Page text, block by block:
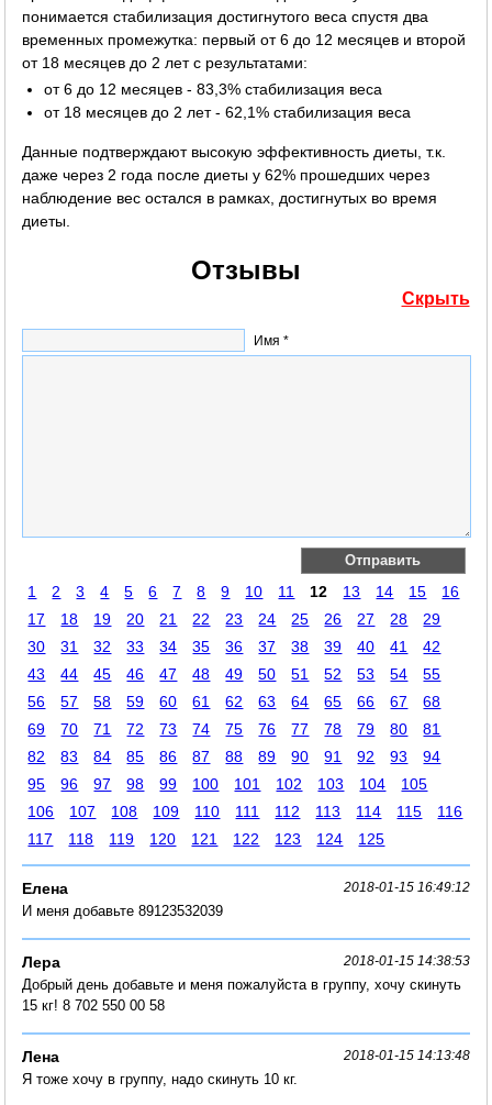
понимается стабилизация достигнутого веса спустя два
временных промежутка: первый от 6 до 12 месяцев и второй
от 18 месяцев до 2 лет с результатами:
от 6 до 12 месяцев - 83,3% стабилизация веса
от 18 месяцев до 2 лет - 62,1% стабилизация веса
Данные подтверждают высокую эффективность диеты, т.к.
даже через 2 года после диеты у 62% прошедших через
наблюдение вес остался в рамках, достигнутых во время
диеты.
Отзывы
Скрыть
Имя *
1 2 3 4 5 6 7 8 9 10 11 12 13 14 15
16
17
18 19 20 21 22 23 24 25 26 27 28
29
30
31 32 33 34 35 36 37 38 39 40 41
42
43
44 45 46 47 48 49 50 51 52 53 54
55
56
57 58 59 60 61 62 63 64 65 66 67
68
69
70 71 72 73 74 75 76 77 78 79 80
81
82
83 84 85 86 87 88 89 90 91 92 93
94
95
96 97 98 99 100 101 102 103 104
105
106
107 108 109 110 111 112 113 114 115
116
117
118 119 120 121 122 123 124 125
Елена 2018-01-15 16:49:12
И меня добавьте 89123532039
Лера 2018-01-15 14:38:53
Добрый день добавьте и меня пожалуйста в группу, хочу скинуть
15 кг! 8 702 550 00 58
Лена 2018-01-15 14:13:48
Я тоже хочу в группу, надо скинуть 10 кг.